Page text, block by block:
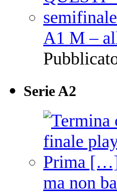
A1 M –
Serie A2
ma non